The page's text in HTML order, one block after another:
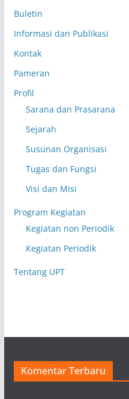
Buletin
Informasi dan Publikasi
Kontak
Pameran
Profil
Sarana dan Prasarana
Sejarah
Susunan Organisasi
Tugas dan Fungsi
Visi dan Misi
Program Kegiatan
Kegiatan non Periodik
Kegiatan Periodik
Tentang UPT
Komentar Terbaru